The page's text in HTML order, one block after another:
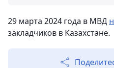
29 марта 2024 года в МВД
закладчиков в Казахстане.